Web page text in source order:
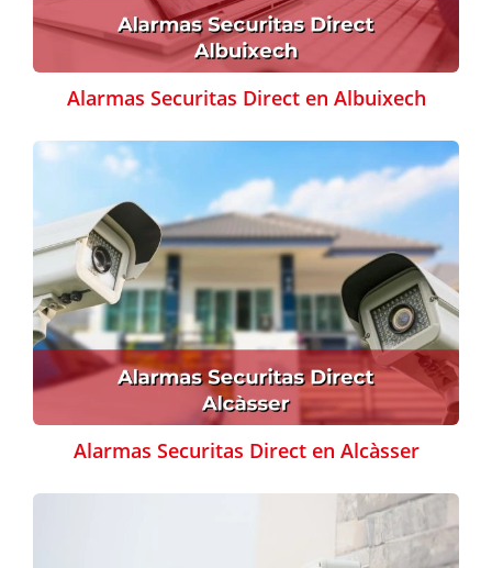
Alarmas Securitas Direct en Albuixech
Alarmas Securitas Direct en Alcàsser